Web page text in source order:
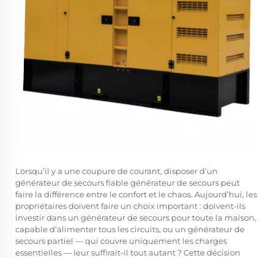
Lorsqu’il y a une coupure de courant, disposer d’un
générateur de secours fiablegénérateur de secours peut
faire la différence entre le confort et le chaos. Aujourd’hui, les
propriétaires doivent faire un choix important : doivent-ils
investir dans un générateur de secours pour toute la maison,
capable d’alimenter tous les circuits, ou un générateur de
secours partiel — qui couvre uniquement les charges
essentielles — leur suffirait-il tout autant ? Cette décision